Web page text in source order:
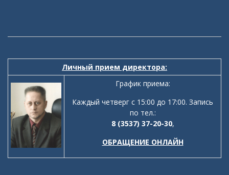
Личный прием директора:
График приема:
Каждый четверг с 15:00 до 17:00. Запись
по тел.:
8 (3537) 37-20-30,
ОБРАЩЕНИЕ ОНЛАЙН